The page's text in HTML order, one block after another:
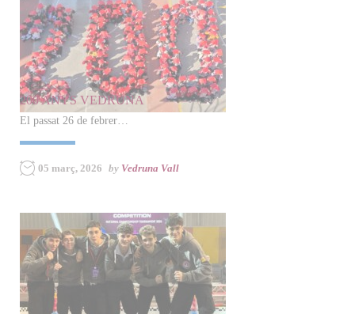
200 ANYS VEDRUNA
El passat 26 de febrer…
05 març, 2026 by Vedruna Vall